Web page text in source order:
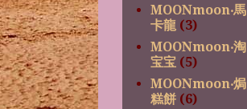
MOONmoon‧馬
卡龍 (3)
MOONmoon‧淘
宝宝 (5)
MOONmoon‧焗
糕餅 (6)